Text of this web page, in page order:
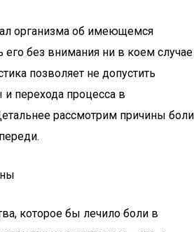
организма об имеющемся
его без внимания ни в коем случае
позволяет не допустить
перехода процесса в
рассмотрим причины боли
которое бы лечило боли в